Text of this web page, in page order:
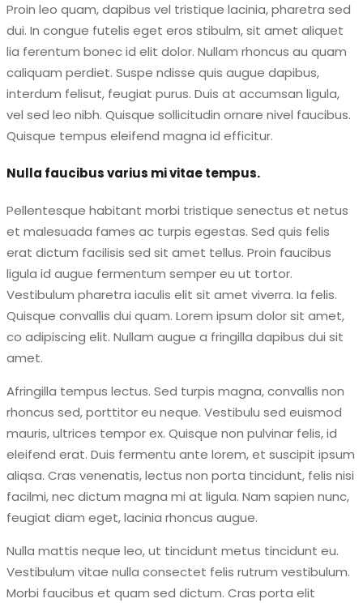
Proin leo quam, dapibus vel tristique lacinia, pharetra sed
dui. In congue futelis eget eros stibulm, sit amet aliquet
lia ferentum bonec id elit dolor. Nullam rhoncus au quam
caliquam perdiet. Suspe ndisse quis augue dapibus,
interdum felisut, feugiat purus. Duis at accumsan ligula,
vel sed leo nibh. Quisque sollicitudin ornare nivel faucibus.
Quisque tempus eleifend magna id efficitur.
Nulla faucibus varius mi vitae tempus.
Pellentesque habitant morbi tristique senectus et netus
et malesuada fames ac turpis egestas. Sed quis felis
erat dictum facilisis sed sit amet tellus. Proin faucibus
ligula id augue fermentum semper eu ut tortor.
Vestibulum pharetra iaculis elit sit amet viverra. Ia felis.
Quisque convallis dui quam. Lorem ipsum dolor sit amet,
co adipiscing elit. Nullam augue a fringilla dapibus dui sit
amet.
Afringilla tempus lectus. Sed turpis magna, convallis non
rhoncus sed, porttitor eu neque. Vestibulu sed euismod
mauris, ultrices tempor ex. Quisque non pulvinar felis, id
eleifend erat. Duis fermentu ante lorem, et suscipit ipsum
aliqsa. Cras venenatis, lectus non porta tincidunt, felis nisi
facilmi, nec dictum magna mi at ligula. Nam sapien nunc,
feugiat diam eget, lacinia rhoncus augue.
Nulla mattis neque leo, ut tincidunt metus tincidunt eu.
Vestibulum vitae nulla consectet felis rutrum vestibulum.
Morbi faucibus et quam sed dictum. Cras porta elit